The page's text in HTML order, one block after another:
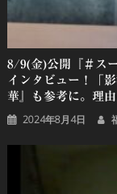
8/9(金)公開『＃ス
インタビュー！「
華』も参考に。理
2024年8月4日